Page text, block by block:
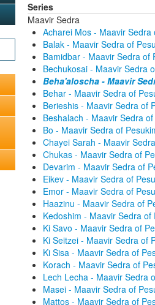
Series
Maavir Sedra
Acharei Mos - Maavir
Balak - Maavir Sedra of
Bamidbar - Maavir Sedra of
Bechukosai - Maavir Sedra
Beha'aloscha - Maavir
Behar - Maavir Sedra of
Berieshis - Maavir Sedra of
Beshalach - Maavir Sedra
Bo - Maavir Sedra of
Chayei Sarah - Maavir
Chukas - Maavir Sedra of
Devarim - Maavir Sedra of
Eikev - Maavir Sedra of
Emor - Maavir Sedra of
Haazinu - Maavir Sedra of
Kedoshim - Maavir Sedra
Ki Savo - Maavir Sedra of
Ki Seitzei - Maavir Sedra of
Ki Sisa - Maavir Sedra of
Korach - Maavir Sedra of
Lech Lecha - Maavir Sedra
Masei - Maavir Sedra of
Mattos - Maavir Sedra of